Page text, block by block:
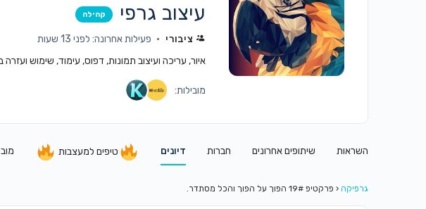
עיצוב גרפי קהילה
ציבורי
פעילות אחרונה: לפני 13 שעות
איור, עריכה ועיצוב תמונות, דפוס, עימוד, שימוש
מובילות:
השראות שיתופים אחרונים חברות דיונים טיפים למעצבות
גרפיקה ‹ פרקטיפ 19# הפוך על הפוך והכל מסתדר.